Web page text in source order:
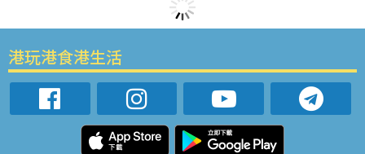
港玩港食港生活